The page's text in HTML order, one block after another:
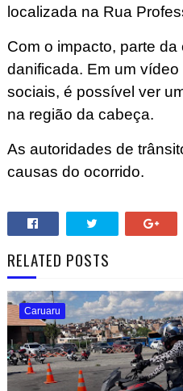
localizada na Rua
Com o impacto, parte
danificada. Em um
sociais, é possível ver
na região da cabeça.
As autoridades de
causas do ocorrido.
RELATED POSTS
Caruaru